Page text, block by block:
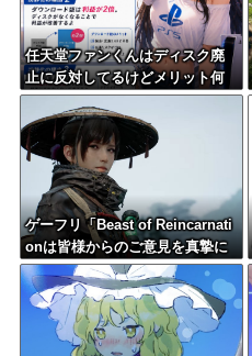
任天堂ファンくんはディスク廃
止に反対してるけどメリット何
もないよねそれ
ゲーフリ「Beast of Reincarnati
onは皆様からのご意見を真摯に
受け止め継続的にアップデート
を予定」